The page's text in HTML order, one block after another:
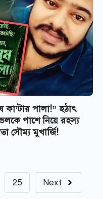
পালা!” হঠাৎ
পাশে নিয়ে রহস্য
সৌম্য মুখার্জি!
25 Next